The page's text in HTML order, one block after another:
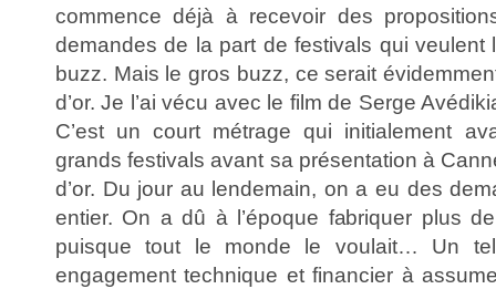
commence déjà à recevoir des
demandes de la part de festivals qui
buzz. Mais le gros buzz, ce serait
d’or. Je l’ai vécu avec le film de Serge
C’est un court métrage qui initialement
grands festivals avant sa présentation à
d’or. Du jour au lendemain, on a eu des
entier. On a dû à l’époque fabriquer plus
puisque tout le monde le voulait… Un
engagement technique et financier à